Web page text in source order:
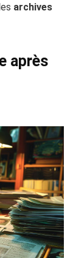
archives
après